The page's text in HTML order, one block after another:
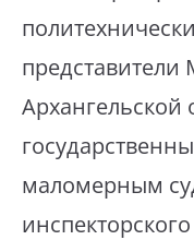
Архангельской
маломерным